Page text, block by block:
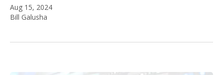
Aug 15, 2024
Bill Galusha